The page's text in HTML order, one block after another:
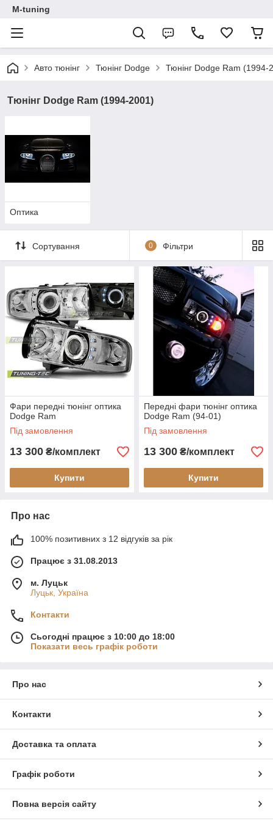
M-tuning
Авто тюнінг Тюнінг Dodge Тюнінг Dodge Ram (1994-
Тюнінг Dodge Ram (1994-2001)
Оптика
Сортування 0 Фільтри
Фари передні тюнінг оптика
Dodge Ram
Під замовлення
13 300 ₴/комплект
Купити
Передні фари тюнінг оптика
Dodge Ram (94-01)
Під замовлення
13 300 ₴/комплект
Купити
Про нас
100% позитивних з 12 відгуків за рік
Працює з 31.08.2013
м. Луцьк
Луцьк, Україна
Контакти
Сьогодні працює з 10:00 до 18:00
Показати весь графік роботи
Про нас
Контакти
Доставка та оплата
Графік роботи
Повна версія сайту